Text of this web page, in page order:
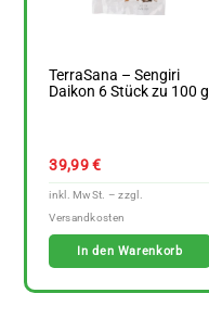
TerraSana – Sengiri
Daikon 6 Stück zu 100 g
39,99€
In den Warenkorb